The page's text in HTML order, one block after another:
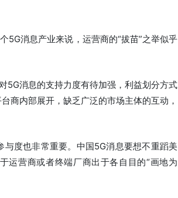
5G消息产业来说，运营商的“拔苗”之举似乎
5G消息的支持力度有待加强，利益划分方式
商内部展开，缺乏广泛的市场主体的互动，
度也非常重要。中国5G消息要想不重蹈美
运营商或者终端厂商出于各自目的“画地为